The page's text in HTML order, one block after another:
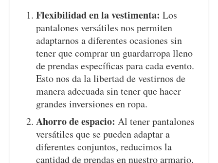
Flexibilidad en la vestimenta: Los
pantalones versátiles nos permiten
adaptarnos a diferentes ocasiones sin
tener que comprar un guardarropa lleno
de prendas específicas para cada evento.
Esto nos da la libertad de vestirnos de
manera adecuada sin tener que hacer
grandes inversiones en ropa.
Ahorro de espacio: Al tener pantalones
versátiles que se pueden adaptar a
diferentes conjuntos, reducimos la
cantidad de prendas en nuestro armario.